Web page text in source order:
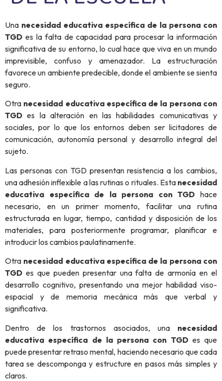
Una necesidad educativa específica de la persona con
TGD es la falta de capacidad para procesar la información
significativa de su entorno, lo cual hace que viva en un mundo
imprevisible, confuso y amenazador. La estructuración
favorece un ambiente predecible, donde el ambiente se sienta
seguro.
Otra necesidad educativa específica de la persona con
TGD es la alteración en las habilidades comunicativas y
sociales, por lo que los entornos deben ser licitadores de
comunicación, autonomía personal y desarrollo integral del
sujeto.
Las personas con TGD presentan resistencia a los cambios,
una adhesión inflexible a las rutinas o rituales. Esta necesidad
educativa específica de la persona con TGD hace
necesario, en un primer momento, facilitar una rutina
estructurada en lugar, tiempo, cantidad y disposición de los
materiales, para posteriormente programar, planificar e
introducir los cambios paulatinamente.
Otra necesidad educativa específica de la persona con
TGD es que pueden presentar una falta de armonía en el
desarrollo cognitivo, presentando una mejor habilidad viso-
espacial y de memoria mecánica más que verbal y
significativa.
Dentro de los trastornos asociados, una necesidad
educativa específica de la persona con TGD es que
puede presentar retraso mental, haciendo necesario que cada
tarea se descomponga y estructure en pasos más simples y
claros.